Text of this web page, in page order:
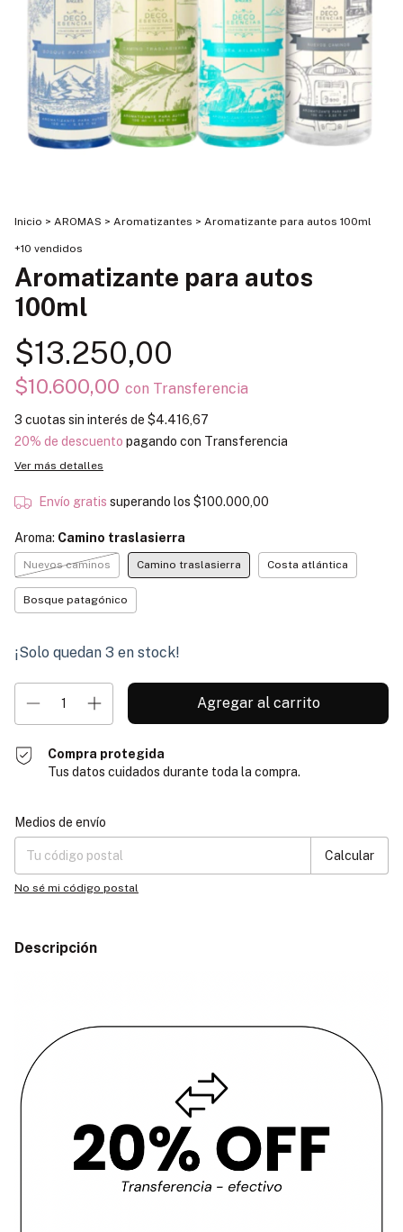
Inicio > AROMAS > Aromatizantes > Aromatizante para autos 100ml
+10 vendidos
Aromatizante para autos
100ml
$13.250,00
$10.600,00 con Transferencia
3 cuotas sin interés de $4.416,67
20% de descuento pagando con Transferencia
Ver más detalles
Envío gratis superando los $100.000,00
Aroma: Camino traslasierra
Nuevos caminos Camino traslasierra Costa atlántica
Bosque patagónico
¡Solo quedan 3 en stock!
Compra protegida
Tus datos cuidados durante toda la compra.
Entregas para el CP:
Medios de envío
Calcular
No sé mi código postal
Descripción